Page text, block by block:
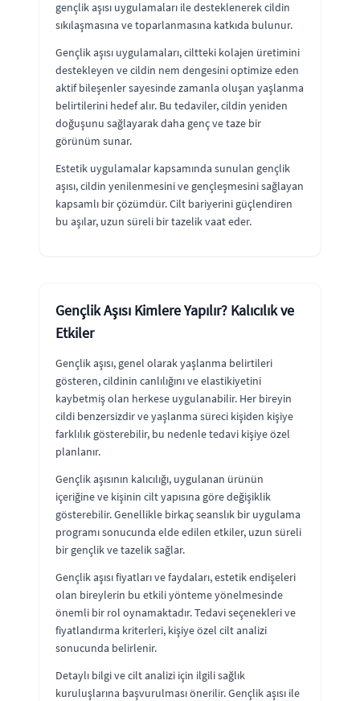
gençlik aşısı uygulamaları ile desteklenerek cildin
sıkılaşmasına ve toparlanmasına katkıda bulunur.
Gençlik aşısı uygulamaları, ciltteki kolajen üretimini
destekleyen ve cildin nem dengesini optimize eden
aktif bileşenler sayesinde zamanla oluşan yaşlanma
belirtilerini hedef alır. Bu tedaviler, cildin yeniden
doğuşunu sağlayarak daha genç ve taze bir
görünüm sunar.
Estetik uygulamalar kapsamında sunulan gençlik
aşısı, cildin yenilenmesini ve gençleşmesini sağlayan
kapsamlı bir çözümdür. Cilt bariyerini güçlendiren
bu aşılar, uzun süreli bir tazelik vaat eder.
Gençlik Aşısı Kimlere Yapılır? Kalıcılık ve
Etkiler
Gençlik aşısı, genel olarak yaşlanma belirtileri
gösteren, cildinin canlılığını ve elastikiyetini
kaybetmiş olan herkese uygulanabilir. Her bireyin
cildi benzersizdir ve yaşlanma süreci kişiden kişiye
farklılık gösterebilir, bu nedenle tedavi kişiye özel
planlanır.
Gençlik aşısının kalıcılığı, uygulanan ürünün
içeriğine ve kişinin cilt yapısına göre değişiklik
gösterebilir. Genellikle birkaç seanslık bir uygulama
programı sonucunda elde edilen etkiler, uzun süreli
bir gençlik ve tazelik sağlar.
Gençlik aşısı fiyatları ve faydaları, estetik endişeleri
olan bireylerin bu etkili yönteme yönelmesinde
önemli bir rol oynamaktadır. Tedavi seçenekleri ve
fiyatlandırma kriterleri, kişiye özel cilt analizi
sonucunda belirlenir.
Detaylı bilgi ve cilt analizi için ilgili sağlık
kuruluşlarına başvurulması önerilir. Gençlik aşısı ile